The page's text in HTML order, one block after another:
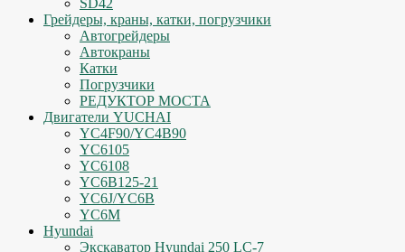
SD42
Грейдеры, краны, катки, погрузчики
Автогрейдеры
Автокраны
Катки
Погрузчики
РЕДУКТОР МОСТА
Двигатели YUCHAI
YC4F90/YC4B90
YC6105
YC6108
YC6B125-21
YC6J/YC6B
YC6M
Hyundai
Экскаватор Hyundai 250 LC-7